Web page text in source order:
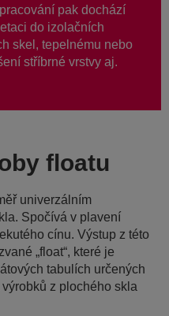
pak dochází
do izolačních
skel, tepelnému nebo
stříbrné vrstvy aj.
floatu
univerzálním
Spočívá v plavení
cínu. Výstup z této
„float“, které je
tabulích určených
z plochého skla